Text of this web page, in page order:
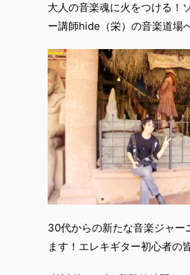
大人の音楽魂に火をつける！
ー講師hide（栄）の音楽道場
30代からの新たな音楽ジャー
ます！エレキギター初心者の